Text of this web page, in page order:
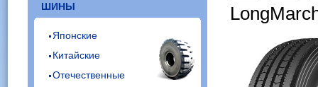
ШИНЫ
Японские
Китайские
Отечественные